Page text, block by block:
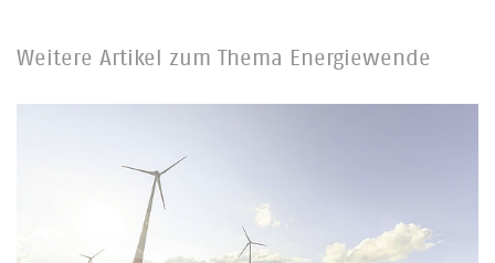
Weitere Artikel zum Thema Energiewende